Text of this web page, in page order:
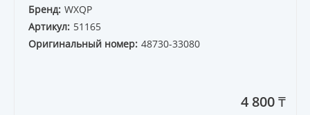
Бренд: WXQP
Артикул: 51165
Оригинальный номер: 48730-33080
4 800 ₸